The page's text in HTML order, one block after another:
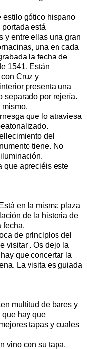
estilo gótico hispano
portada está
y entre ellas una gran
una en cada
la fecha de
1541. Están
Cruz y
presenta una
separado por rejería.
mismo.
que lo atraviesa
del
tiene. No
que apreciéis este
en la misma plaza
de la historia de
fecha.
de principios del
visitar . Os dejo la
que concertar la
La visita es guiada
multitud de bares y
que hay que
tapas y cuales
vino con su tapa.